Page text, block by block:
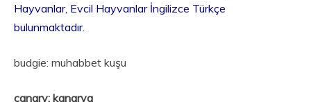
Hayvanlar, Evcil Hayvanlar İngilizce Türkçe
bulunmaktadır.
budgie: muhabbet kuşu
canary: kanarya